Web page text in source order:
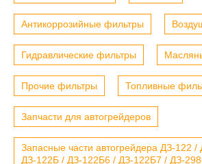
Антикоррозийные фильтры
Гидравлические фильтры
Прочие фильтры Топливные
Запчасти для автогрейдеров
Запасные части автогрейдера ДЗ-122
ДЗ-122Б / ДЗ-122Б6 / ДЗ-122Б7 / ДЗ-